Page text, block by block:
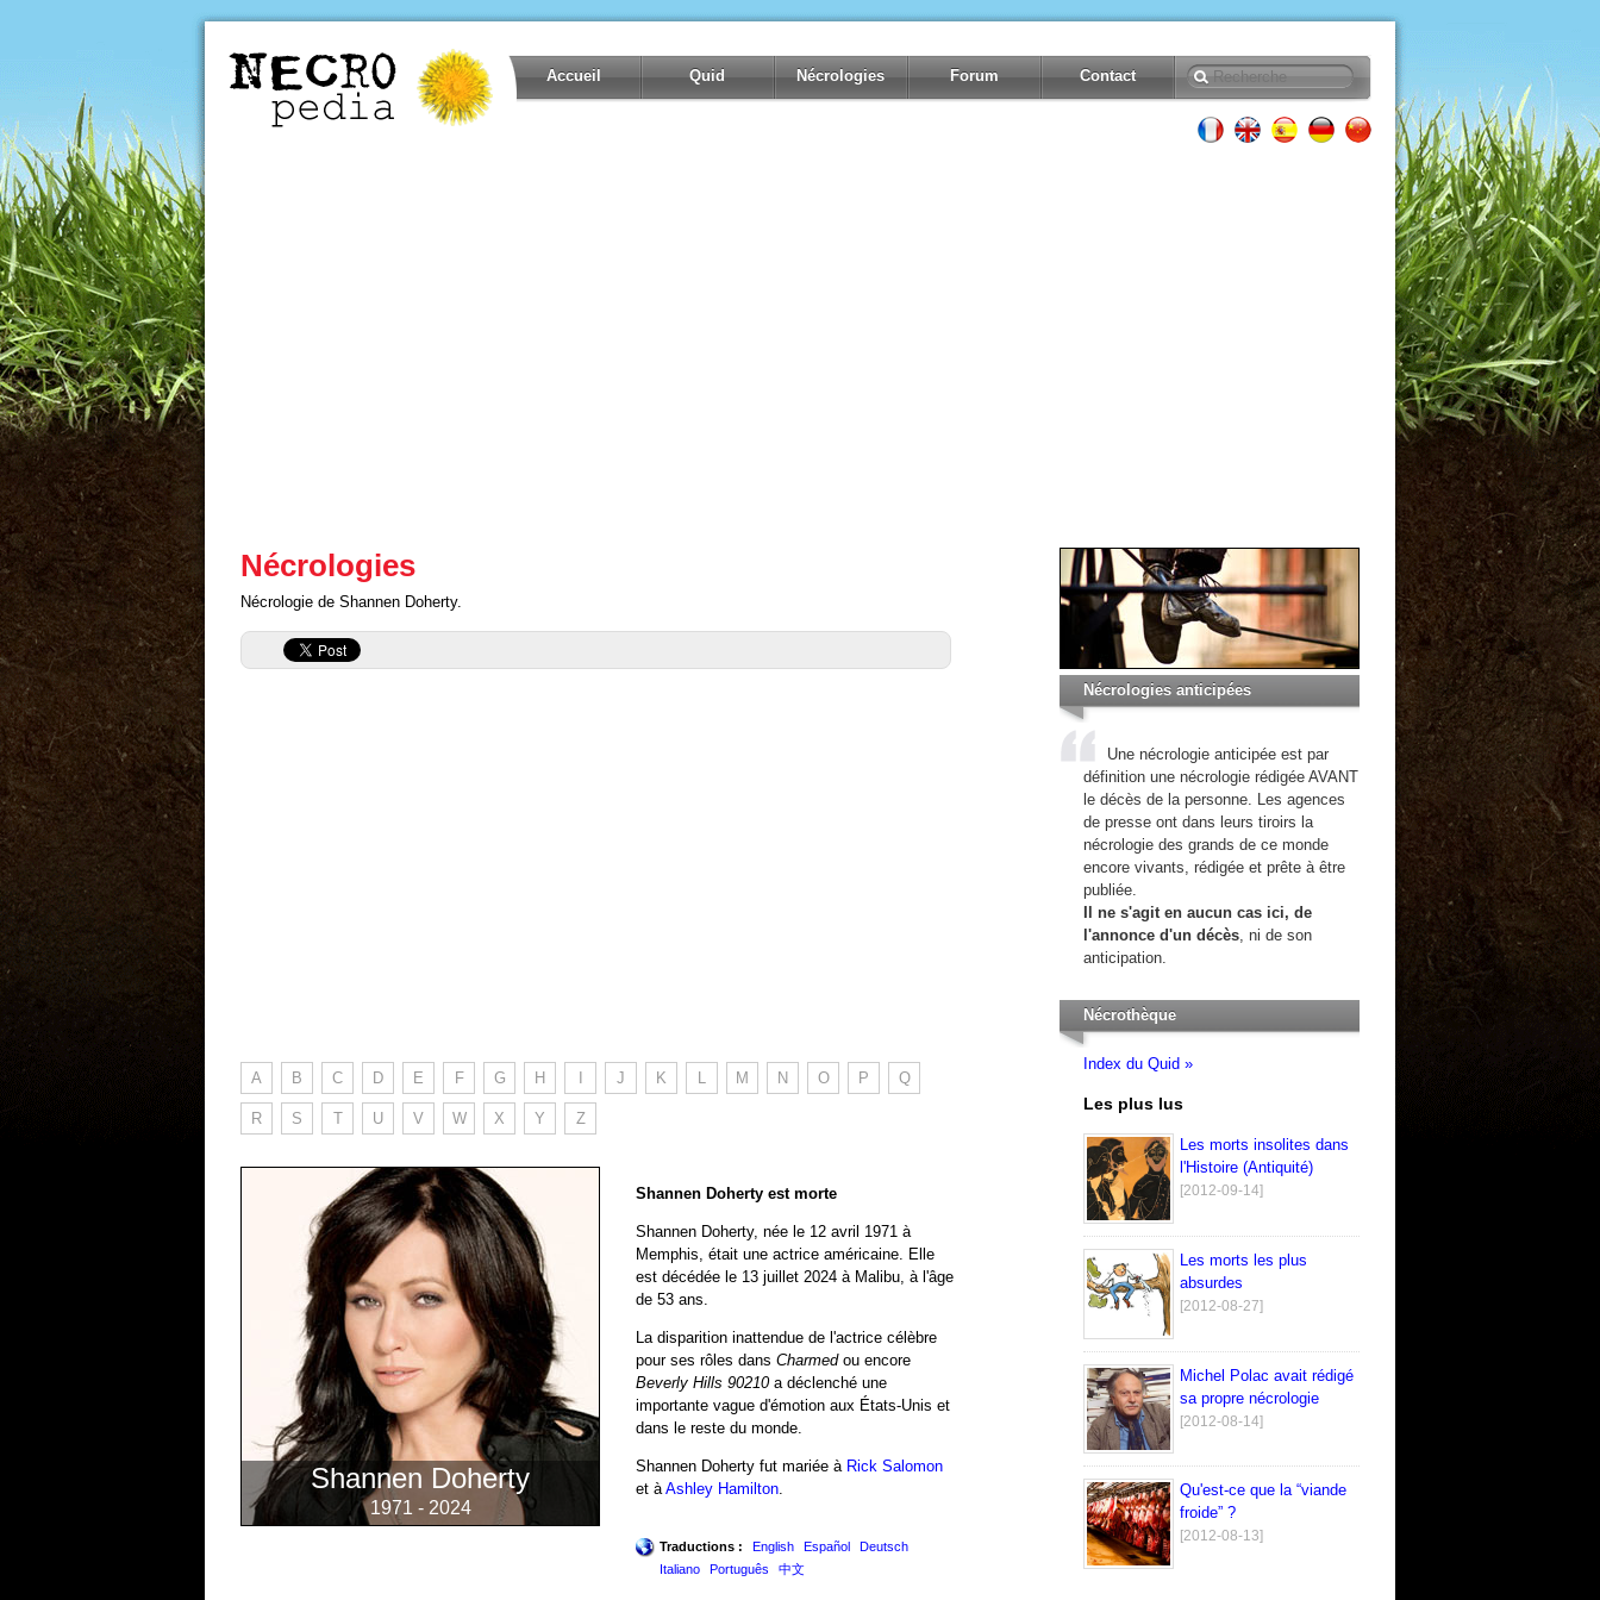
Accueil Quid Nécrologies Forum Contact
Nécrologies
Nécrologie de Shannen Doherty.
A B C D E F G H J K L M N O P Q
R S T U V W X Y Z
Shannen Doherty
1971 - 2024
Shannen Doherty est morte
Shannen Doherty, née le 12 avril 1971 à
Memphis, était une actrice américaine. Elle
est décédée le 13 juillet 2024 à Malibu, à l'âge
de 53 ans.
La disparition inattendue de l'actrice célèbre
pour ses rôles dans Charmedou encore
Beverly Hills 90210a déclenché une
importante vague d'émotion aux États-Unis et
dans le reste du monde.
Shannen Doherty fut mariée à Rick Salomon
et à Ashley Hamilton
Traductions : English Español
Deutsch
Italiano
Português 中文
Nécrologies anticipées
Une nécrologie anticipée est par
définition une nécrologie rédigée AVANT
le décès de la personne. Les agences
de presse ont dans leurs tiroirs la
nécrologie des grands de ce monde
encore vivants, rédigée et prête à être
publiée.
Il ne s'agit en aucun cas ici, de
l'annonce d'un décès, ni de son
anticipation.
Nécrothèque
Index du Quid »
Les plus lus
Les morts insolites dans
l'Histoire (Antiquité)
[2012-09-14]
Les morts les plus
absurdes
[2012-08-27]
Michel Polac avait rédigé
sa propre nécrologie
[2012-08-14]
Qu'est-ce que la “viande
froide” ?
[2012-08-13]